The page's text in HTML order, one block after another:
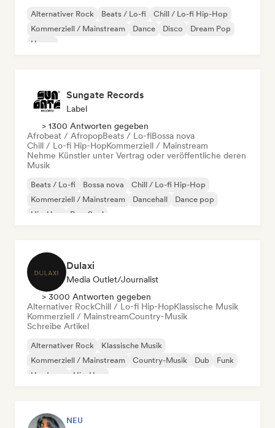
Alternativer Rock Beats / Lo-fi
Chill / Lo-fi Hip-Hop
Kommerziell / Mainstream
Dance Disco
Dream Pop
House
Sungate Records
Label
> 1300 Antworten gegeben
Afrobeat / AfropopBeats / Lo-fiBossa nova
Chill / Lo-fi Hip-HopKommerziell / Mainstream
Nehme Künstler unter Vertrag oder veröffentliche deren
Musik
Beats / Lo-fi Bossa nova
Chill / Lo-fi Hip-Hop
Kommerziell / Mainstream
Dancehall
Dance pop
Hip-Hop
Pop-Soul
Dulaxi
Media Outlet/Journalist
> 3000 Antworten gegeben
Alternativer RockChill / Lo-fi Hip-HopKlassische Musik
Kommerziell / MainstreamCountry-Musik
Schreibe Artikel
Alternativer Rock
Klassische Musik
Kommerziell / Mainstream
Country-Musik Dub
Funk
Hardcore
Hip-Hop
NEU